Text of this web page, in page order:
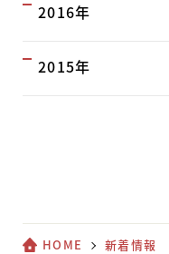
2016年
2015年
HOME
新着情報